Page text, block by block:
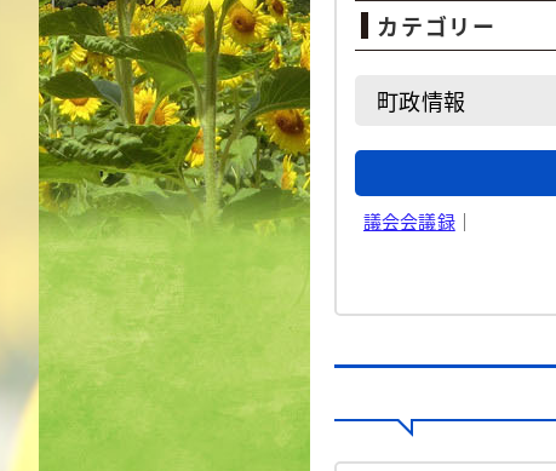
カテゴリー
町政情報
議会会議録｜